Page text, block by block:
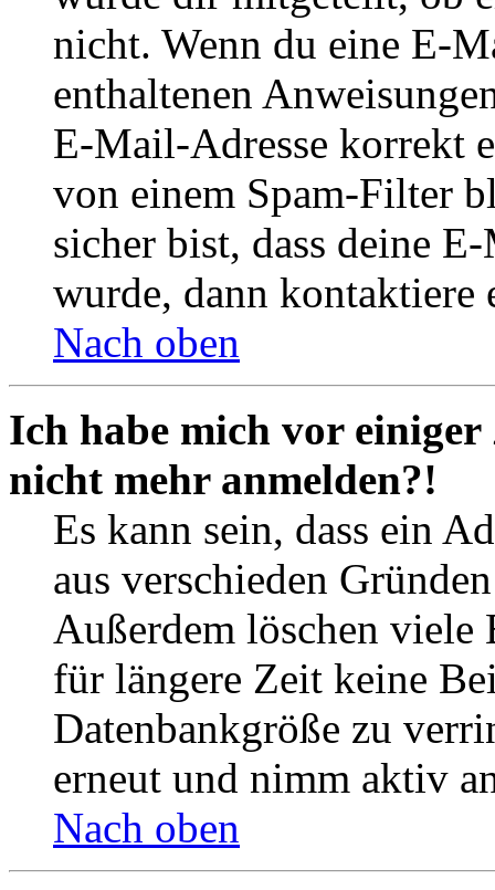
nicht. Wenn du eine E-
enthaltenen
E-Mail-Adresse korrekt
von einem Spam-Filter
sicher bist, dass deine
wurde, dann kontaktiere
Nach oben
Ich habe mich vor
nicht mehr anmelden?!
Es kann sein, dass ein
aus verschieden
Außerdem löschen viele
für längere Zeit keine
Datenbankgröße zu
erneut und nimm aktiv
Nach oben